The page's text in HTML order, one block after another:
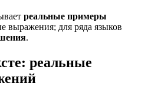
реальные примеры
выражения; для ряда языков
.
реальные